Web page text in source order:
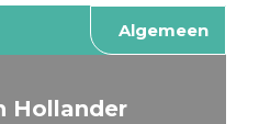
Algemeen
Hollander